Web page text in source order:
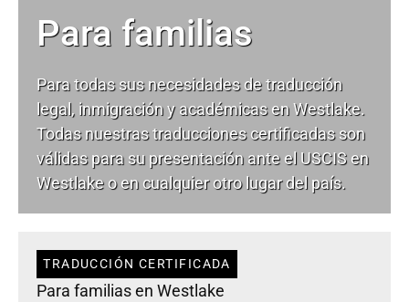
Para familias
Para todas sus necesidades detraducción
legal, inmigración y académicas en Westlake.
Todas nuestras traducciones certificadas son
válidas para su presentación ante el USCIS en
Westlake o en cualquier otro lugar del país.
TRADUCCIÓN CERTIFICADA
Para familias en Westlake